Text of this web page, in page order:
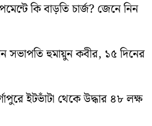
কি বাড়তি চার্জ? জেনে নিন
সভাপতি হুমায়ুন কবীর, ১৫ দিনের
ইটভাঁটা থেকে উদ্ধার ৪৮ লক্ষ